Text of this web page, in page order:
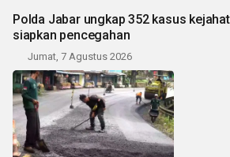
Polda Jabar ungkap 352 kasus
siapkan pencegahan
Jumat, 7 Agustus 2026